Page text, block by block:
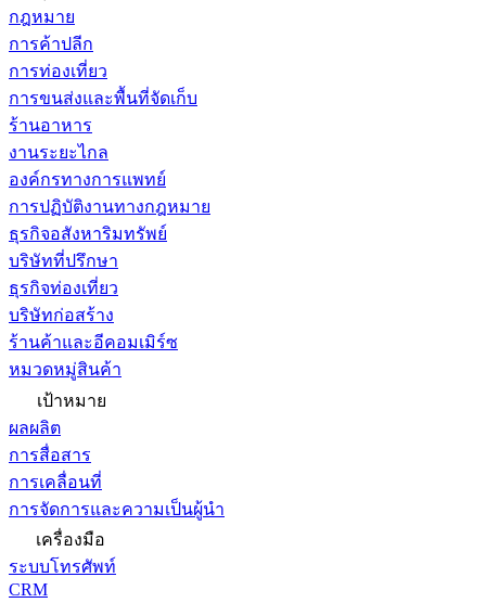
กฎหมาย
การค้าปลีก
การท่องเที่ยว
การขนส่งและพื้นที่จัดเก็บ
ร้านอาหาร
งานระยะไกล
องค์กรทางการแพทย์
การปฏิบัติงานทางกฎหมาย
ธุรกิจอสังหาริมทรัพย์
บริษัทที่ปรึกษา
ธุรกิจท่องเที่ยว
บริษัทก่อสร้าง
ร้านค้าและอีคอมเมิร์ซ
หมวดหมู่สินค้า
เป้าหมาย
ผลผลิต
การสื่อสาร
การเคลื่อนที่
การจัดการและความเป็นผู้นำ
เครื่องมือ
ระบบโทรศัพท์
CRM